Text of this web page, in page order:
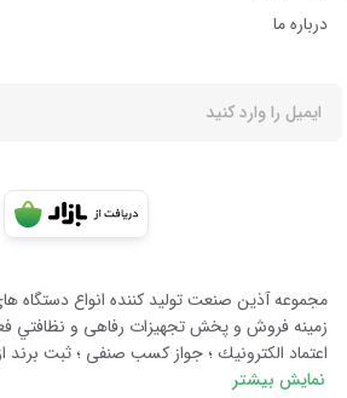
درباره ما
زمينه فروش و پخش تجهيزات رفاهى و نظافتي
اعتماد الكترونيك ؛ جواز كسب صنفى ؛ ثبت
نمایش بیشتر